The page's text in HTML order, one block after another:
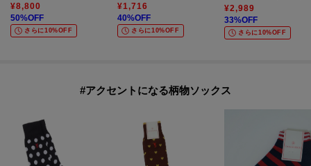
¥8,800
50%OFF
さらに10%OFF
¥1,716
40%OFF
さらに10%OFF
¥2,989
33%OFF
さらに10%OFF
#アクセントになる柄物ソックス